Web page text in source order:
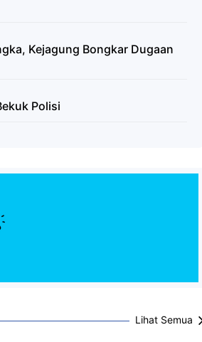
Kejagung Bongkar Dugaan
Polisi
Lihat Semua